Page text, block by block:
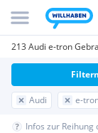
213 Audi e-tron
Audi e-
Filtern
Infos zur Reihung